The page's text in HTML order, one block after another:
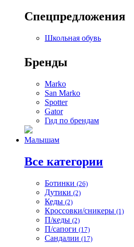
Спецпредложения
Школьная обувь
Бренды
Marko
San Marko
Spotter
Gator
Гид по брендам
Малышам
Все категории
Ботинки (26)
Дутики (2)
Кеды (2)
Кроссовки/сникеры (1)
П/кеды (2)
П/сапоги (17)
Сандалии (17)